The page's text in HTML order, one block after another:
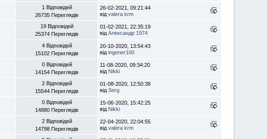
1 Відповідей
26735 Переглядів
26-02-2021, 09:21:44
відvalera krm
19 Відповідей
25374 Переглядів
01-02-2021, 22:35:19
відАлександр 1974
4 Відповідей
15102 Переглядів
20-10-2020, 13:54:43
відingener100
0 Відповідей
14154 Переглядів
11-08-2020, 09:34:20
від Nikki
2 Відповідей
15544 Переглядів
01-08-2020, 12:50:38
відSerg
0 Відповідей
14880 Переглядів
15-06-2020, 15:42:25
від Nikki
2 Відповідей
14798 Переглядів
22-04-2020, 22:04:55
відvalera krm